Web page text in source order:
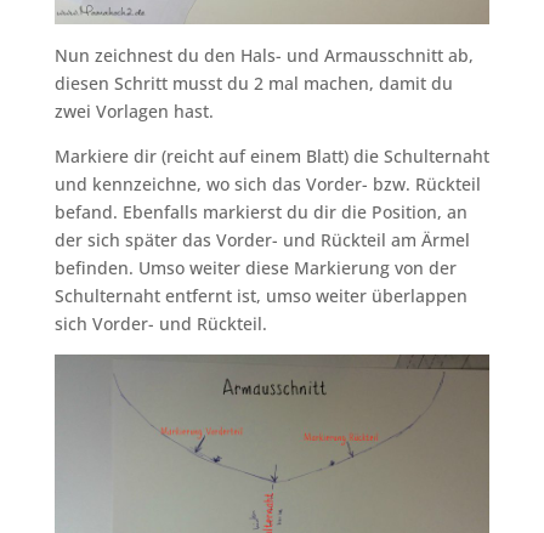
Nun zeichnest du den Hals- und Armausschnitt ab,
diesen Schritt musst du 2 mal machen, damit du
zwei Vorlagen hast.
Markiere dir (reicht auf einem Blatt) die Schulternaht
und kennzeichne, wo sich das Vorder- bzw. Rückteil
befand. Ebenfalls markierst du dir die Position, an
der sich später das Vorder- und Rückteil am Ärmel
befinden. Umso weiter diese Markierung von der
Schulternaht entfernt ist, umso weiter überlappen
sich Vorder- und Rückteil.